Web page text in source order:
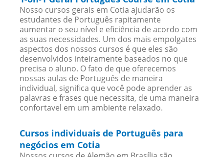
Nosso cursos gerais em Cotia ajudarão os
estudantes de Português rapitamente
aumentar o seu nível e eficiência de acordo com
as suas necessidades. Um dos mais empolgates
aspectos dos nossos cursos é que eles são
desenvolvidos inteiramente baseados no que
precisa o aluno. O fato de que oferecemos
nossas aulas de Português de maneira
individual, significa que você pode aprender as
palavras e frases que necessita, de uma maneira
confortavel em um ambiente relaxado.
Cursos individuais de Português para
negócios em Cotia